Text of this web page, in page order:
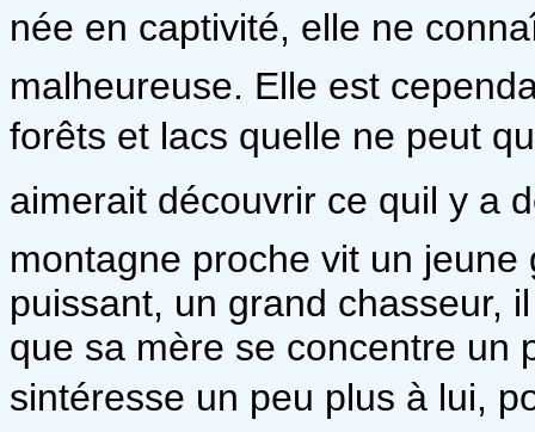
née en captivité, elle ne
malheureuse. Elle est
forêts et lacs quelle ne peut
aimerait découvrir ce quil y a
montagne proche vit un
puissant, un grand chasseur,
que sa mère se concentre un
sintéresse un peu plus à lui,